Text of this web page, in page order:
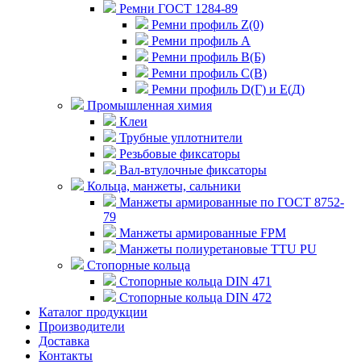
Ремни ГОСТ 1284-89
Ремни профиль Z(0)
Ремни профиль А
Ремни профиль В(Б)
Ремни профиль С(В)
Ремни профиль D(Г) и E(Д)
Промышленная химия
Клеи
Трубные уплотнители
Резьбовые фиксаторы
Вал-втулочные фиксаторы
Кольца, манжеты, сальники
Манжеты армированные по ГОСТ 8752-
79
Манжеты армированные FPM
Манжеты полиуретановые TTU PU
Стопорные кольца
Стопорные кольца DIN 471
Стопорные кольца DIN 472
Каталог продукции
Производители
Доставка
Контакты